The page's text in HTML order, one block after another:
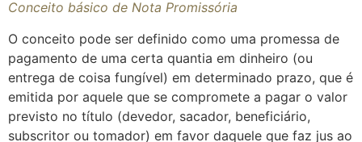
Conceito básico de Nota Promissória
O conceito pode ser definido como uma promessa de
pagamento de uma certa quantia em dinheiro (ou
entrega de coisa fungível) em determinado prazo, que é
emitida por aquele que se compromete a pagar o valor
previsto no título (devedor, sacador, beneficiário,
subscritor ou tomador) em favor daquele que faz jus ao